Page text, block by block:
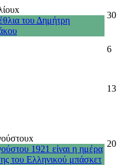
x
του Δημήτρη
30
6
13
x
1921 είναι η ημέρα
του Ελληνικού μπάσκετ
20